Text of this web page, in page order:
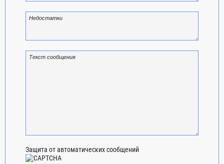
Защита от автоматических сообщений